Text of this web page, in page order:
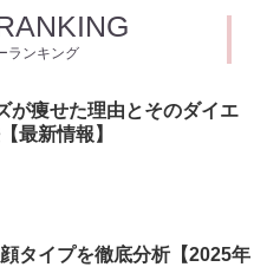
ランキング
が痩せた理由とそのダイエ
最新情報】
タイプを徹底分析【2025年